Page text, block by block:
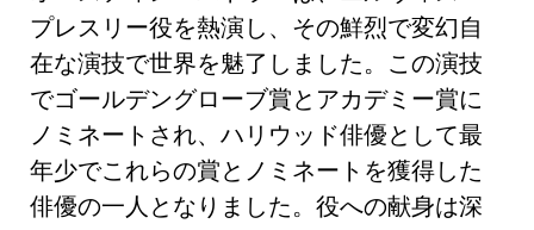
プレスリー役を熱演し、その鮮烈で変幻自
在な演技で世界を魅了しました。この演技
でゴールデングローブ賞とアカデミー賞に
ノミネートされ、ハリウッド俳優として最
年少でこれらの賞とノミネートを獲得した
俳優の一人となりました。役への献身は深